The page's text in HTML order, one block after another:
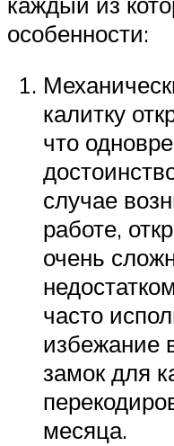
особенности:
калитку
что
случае
работе,
очень
часто
избежание
замок для
месяца.